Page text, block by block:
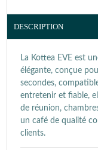
DESCRIPTION
La Kottea EVE est
élégante, conçue
secondes,
entretenir et fiable,
de réunion,
un café de qualité
clients.